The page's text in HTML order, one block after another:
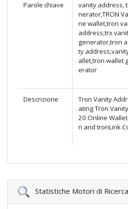
Parole chiave
vanity address,
nerator,TRON
ne wallet,tron
address,trx
generator,tron
ty
allet,tron wallet
erator
Descrizione
Tron Vanity
ating Tron
20 Online
n and tronLink
Statistiche Motori di Ricerca